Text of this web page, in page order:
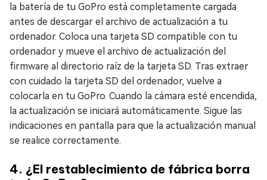
la batería de tu GoPro está completamente cargada
antes de descargar el archivo de actualización a tu
ordenador. Coloca una tarjeta SD compatible con tu
ordenador y mueve el archivo de actualización del
firmware al directorio raíz de la tarjeta SD. Tras extraer
con cuidado la tarjeta SD del ordenador, vuelve a
colocarla en tu GoPro. Cuando la cámara esté encendida,
la actualización se iniciará automáticamente. Sigue las
indicaciones en pantalla para que la actualización manual
se realice correctamente.
4. ¿El restablecimiento de fábrica borra